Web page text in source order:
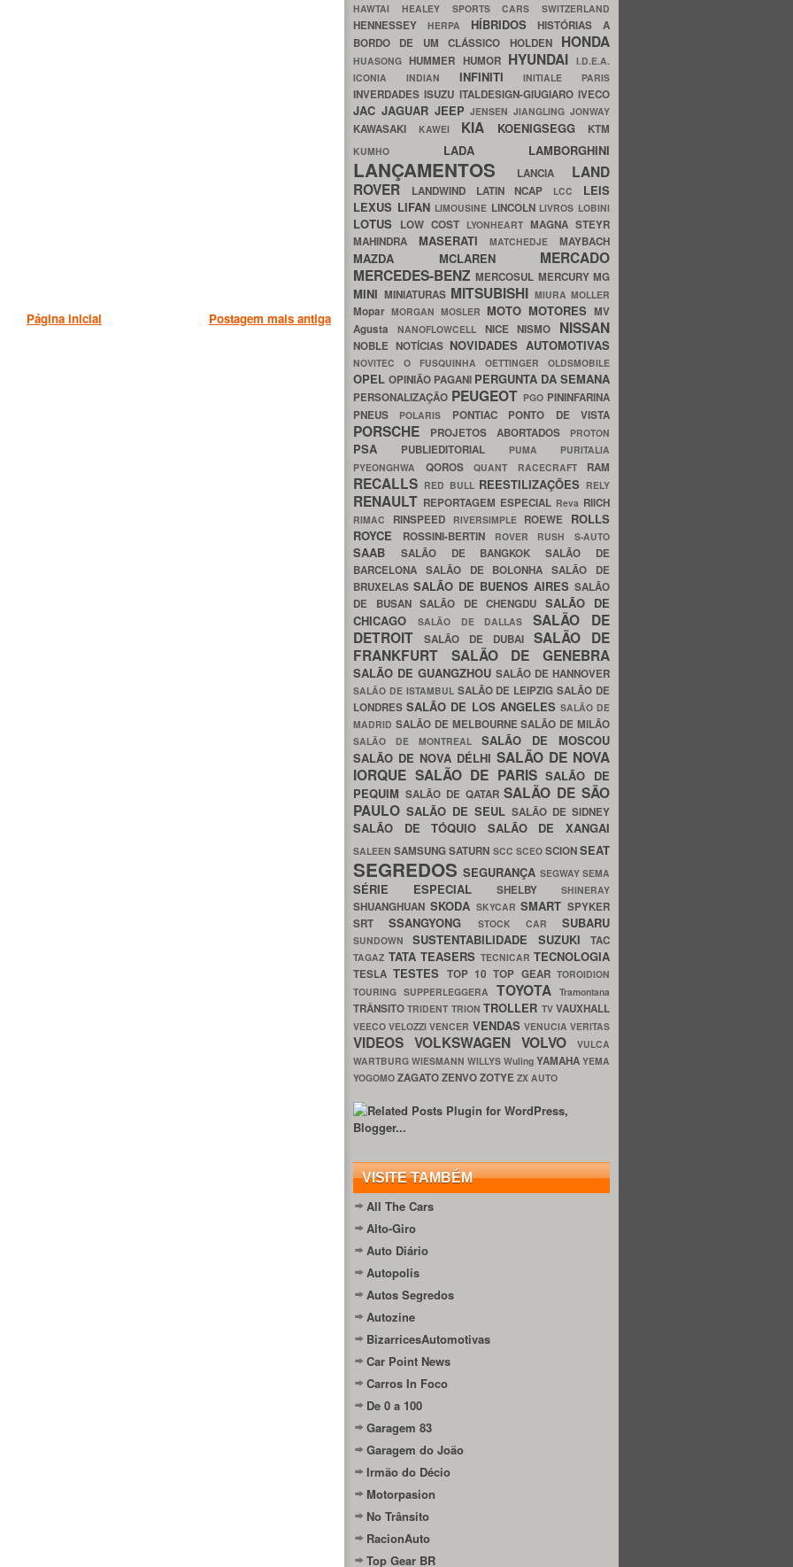
Postagem mais antiga
Página inicial
HAWTAI HEALEY SPORTS CARS SWITZERLAND
HENNESSEY HERPA HÍBRIDOSHISTÓRIAS A
BORDO DE UM CLÁSSICO HOLDEN HONDA
HUASONGHUMMER HUMOR HYUNDAI I.D.E.A.
ICONIA INDIAN INFINITIINITIALE PARIS
INVERDADESISUZU ITALDESIGN-GIUGIAROIVECO
JAC JAGUAR JEEPJENSENJIANGLINGJONWAY
KAWASAKI KAWEI KIA KOENIGSEGG KTM
KUMHO LADA LAMBORGHINI
LANÇAMENTOS LANCIA LAND
ROVER
LANDWIND LATIN NCAP LCC LEIS
LEXUS LIFAN LIMOUSINE LINCOLN LIVROS LOBINI
LOTUS LOW COST LYONHEART MAGNA STEYR
MAHINDRA MASERATIMATCHEDJEMAYBACH
MAZDA MCLAREN MERCADO
MERCEDES-BENZMERCOSUL MERCURYMG
MINI MINIATURAS MITSUBISHI MIURA MOLLER
Mopar MORGAN MOSLER MOTO MOTORES MV
Agusta NANOFLOWCELL NICENISMO NISSAN
NOBLE NOTÍCIAS NOVIDADES AUTOMOTIVAS
NOVITEC O FUSQUINHA OETTINGER OLDSMOBILE
OPEL OPINIÃO PAGANI PERGUNTA DA SEMANA
PERSONALIZAÇÃO PEUGEOT PGO PININFARINA
PNEUS
POLARIS PONTIAC PONTO DE VISTA
PORSCHE PROJETOS ABORTADOS PROTON
PSA PUBLIEDITORIAL PUMA PURITALIA
PYEONGHWA QOROS QUANT RACECRAFT RAM
RECALLS RED BULL REESTILIZAÇÕES RELY
RENAULT REPORTAGEM ESPECIAL Reva RIICH
RIMAC RINSPEED RIVERSIMPLE ROEWE ROLLS
ROYCE
ROSSINI-BERTIN ROVER RUSH S-AUTO
SAAB SALÃO DE BANGKOKSALÃO DE
BARCELONA SALÃO DE BOLONHASALÃO DE
BRUXELAS SALÃO DE BUENOS AIRES SALÃO
DE BUSAN SALÃO DE CHENGDU SALÃO DE
CHICAGO
SALÃO DE DALLASSALÃO DE
DETROIT
SALÃO DE DUBAI SALÃO DE
FRANKFURT SALÃO DE GENEBRA
SALÃO DE GUANGZHOU SALÃO DE HANNOVER
SALÃO DE ISTAMBUL SALÃO DE LEIPZIGSALÃO DE
LONDRESSALÃO DE LOS ANGELES SALÃO DE
MADRID SALÃO DE MELBOURNESALÃO DE MILÃO
SALÃO DE MONTREAL SALÃO DE MOSCOU
SALÃO DE NOVA DÉLHI SALÃO DE NOVA
IORQUE SALÃO DE PARISSALÃO DE
PEQUIM SALÃO DE QATARSALÃO DE SÃO
PAULO SALÃO DE SEUL SALÃO DE SIDNEY
SALÃO DE TÓQUIO SALÃO DE XANGAI
SALEENSAMSUNGSATURN SCC SCEO SCIONSEAT
SEGREDOSSEGURANÇA SEGWAYSEMA
SÉRIE ESPECIAL SHELBY SHINERAY
SHUANGHUAN SKODA SKYCARSMART SPYKER
SRTSSANGYONG STOCK CAR SUBARU
SUNDOWNSUSTENTABILIDADE SUZUKITAC
TAGAZ TATA TEASERS TECNICAR TECNOLOGIA
TESLATESTES TOP 10TOP GEARTOROIDION
TOURING SUPPERLEGGERA TOYOTATramontana
TRÂNSITOTRIDENT TRIONTROLLER TVVAUXHALL
VEECOVELOZZIVENCER VENDAS VENUCIAVERITAS
VIDEOS VOLKSWAGEN VOLVO
VULCA
WARTBURG WIESMANN WILLYS Wuling YAMAHA YEMA
YOGOMO ZAGATOZENVOZOTYE ZX AUTO
VISITE TAMBÉM
All The Cars
Alto-Giro
Auto Diário
Autopolis
Autos Segredos
Autozine
BizarricesAutomotivas
Car Point News
Carros In Foco
De 0 a 100
Garagem 83
Garagem do João
Irmão do Décio
Motorpasion
No Trânsito
RacionAuto
Top Gear BR